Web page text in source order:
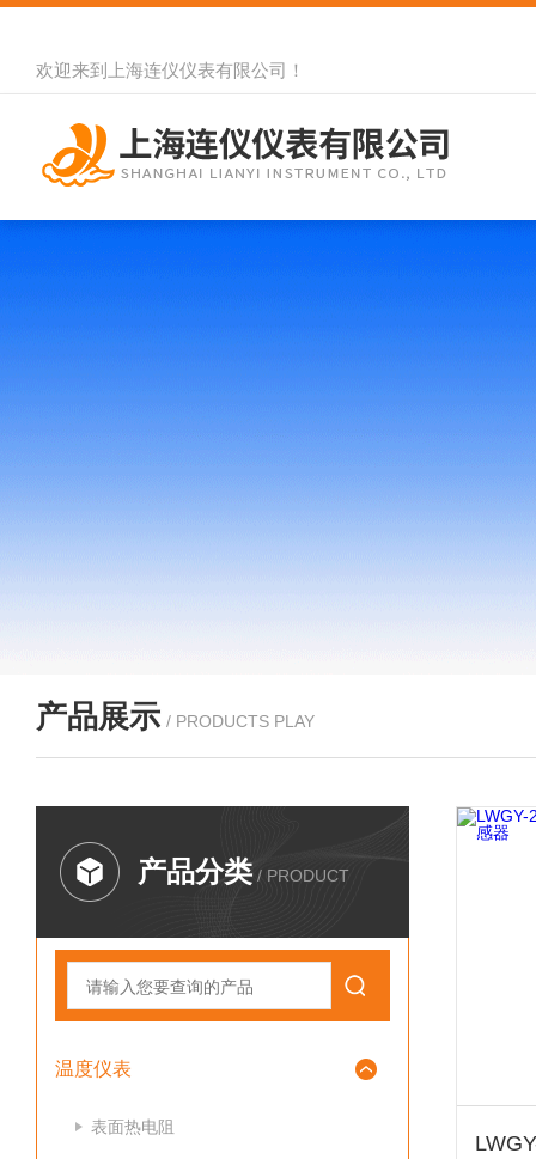
欢迎来到 上海连仪仪表有限公司 ！
产品展示 / PRODUCTS PLAY
产品分类 / PRODUCT
温度仪表
表面热电阻